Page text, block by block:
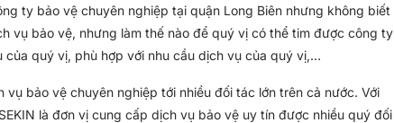
ty bảo vệ chuyên nghiệp tại quận Long Biên nhưng không biết
vụ bảo vệ, nhưng làm thế nào để quý vị có thể tim được công ty
quý vị, phù hợp với nhu cầu dịch vụ của quý vị,…
bảo vệ chuyên nghiệp tới nhiều đối tác lớn trên cả nước. Với
là đơn vị cung cấp dịch vụ bảo vệ uy tín được nhiều quý đối